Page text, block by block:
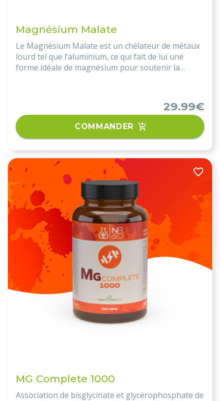
Magnésium Malate
Le Magnésium Malate est un chélateur de métaux
lourd tel que l’aluminium, ce qui fait de lui une
forme idéale de magnésium pour soutenir la
29.99€
COMMANDER
MG Complete 1000
Association de bisglycinate et glycérophosphate de